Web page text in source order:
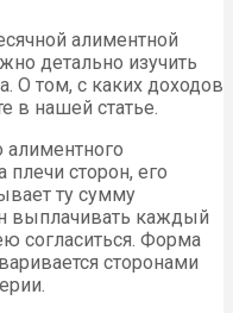
алиментной
детально изучить
О том, с каких доходов
в нашей статье.
плечи сторон, его
ту сумму
выплачивать каждый
согласиться. Форма
сторонами